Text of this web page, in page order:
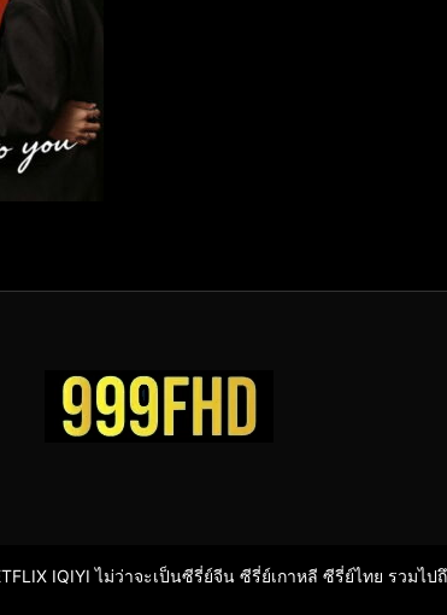
IQIYI ไม่ว่าจะเป็นซีรี่ย์จีน ซีรี่ย์เกาหลี ซีรี่ย์ไทย รวมไ